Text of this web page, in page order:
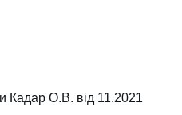
Кадар О.В. від 11.2021